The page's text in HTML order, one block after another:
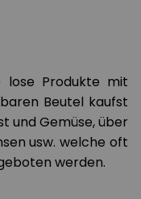
lose Produkte mit
Beutel kaufst
und Gemüse, über
usw. welche oft
werden.